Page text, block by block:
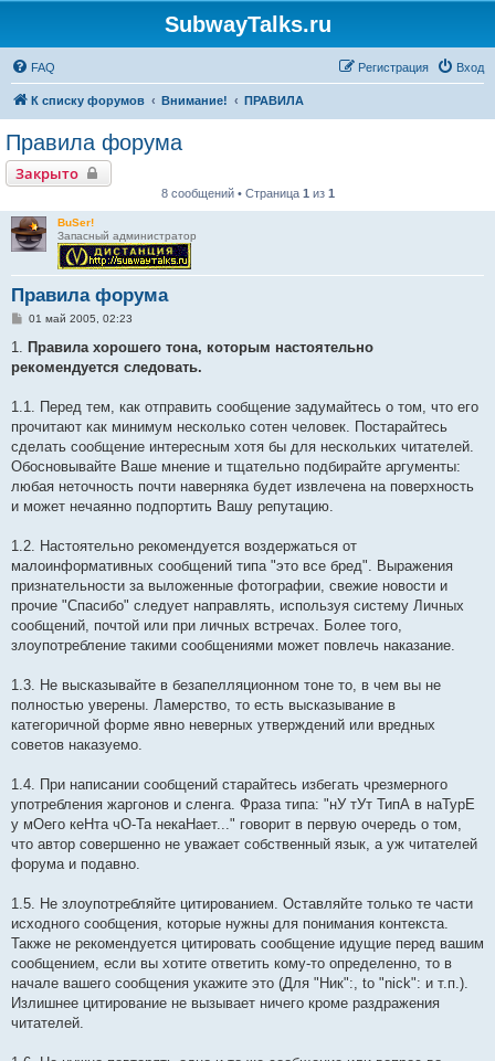
SubwayTalks.ru
FAQ Вход
Регистрация
К списку форумов Внимание! ПРАВИЛА
Правила форума
Закрыто
8 сообщений • Страница 1 из 1
BuSer!
Запасный администратор
Правила форума
С
о
щ
и
е
01 май 2005, 02:23
1. Правила хорошего тона, которым настоятельно
рекомендуется следовать.
1.1. Перед тем, как отправить сообщение задумайтесь о том, что его
прочитают как минимум несколько сотен человек. Постарайтесь
сделать сообщение интересным хотя бы для нескольких читателей.
Обосновывайте Ваше мнение и тщательно подбирайте аргументы:
любая неточность почти наверняка будет извлечена на поверхность
и может нечаянно подпортить Вашу репутацию.
1.2. Настоятельно рекомендуется воздержаться от
малоинформативных сообщений типа "это все бред". Выражения
признательности за выложенные фотографии, свежие новости и
прочие "Спасибо" следует направлять, используя систему Личных
сообщений, почтой или при личных встречах. Более того,
злоупотребление такими сообщениями может повлечь наказание.
1.3. Не высказывайте в безапелляционном тоне то, в чем вы не
полностью уверены. Ламерство, то есть высказывание в
категоричной форме явно неверных утверждений или вредных
советов наказуемо.
1.4. При написании сообщений старайтесь избегать чрезмерного
употребления жаргонов и сленга. Фраза типа: "нУ тУт ТипА в наТурЕ
у мОего кеНта чО-Та некаНает..." говорит в первую очередь о том,
что автор совершенно не уважает собственный язык, а уж читателей
форума и подавно.
1.5. Не злоупотребляйте цитированием. Оставляйте только те части
исходного сообщения, которые нужны для понимания контекста.
Также не рекомендуется цитировать сообщение идущие перед вашим
сообщением, если вы хотите ответить кому-то определенно, то в
начале вашего сообщения укажите это (Для "Ник":, to "niсk": и т.п.).
Излишнее цитирование не вызывает ничего кроме раздражения
читателей.